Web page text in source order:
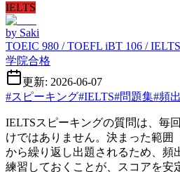
IELTS
by Saki
TOEIC 980 / TOEFL iBT 106 /
学院合格
更新: 2026-06-07
#スピーキング#IELTS#問題集#頻
IELTSスピーキングの質問は、毎
けではありません。決まった範囲
から繰り返し出題されるため、頻
練習しておくことが、スコアを安